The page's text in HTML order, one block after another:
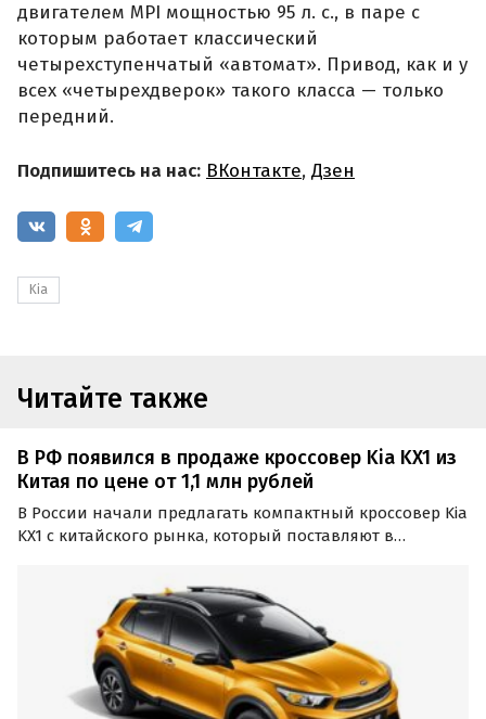
двигателем MPI мощностью 95 л. с., в паре с
которым работает классический
четырехступенчатый «автомат». Привод, как и у
всех «четырехдверок» такого класса — только
передний.
Подпишитесь на нас: ВКонтакте, Дзен
Kia
Читайте также
В РФ появился в продаже кроссовер Kia KX1 из
Китая по цене от 1,1 млн рублей
В России начали предлагать компактный кроссовер Kia
KX1 с китайского рынка, который поставляют в
данным «Автоновостей дня», минимальная цена
такого автомобиля на классифайдах составляет около